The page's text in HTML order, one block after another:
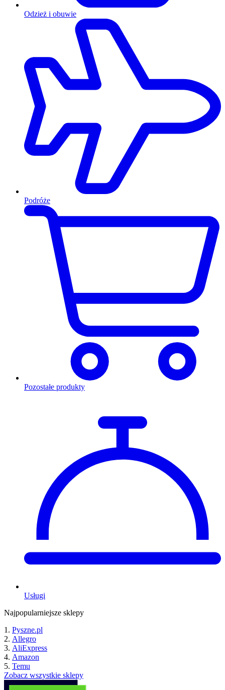
Odzież i obuwie
Podróże
Pozostałe produkty
Usługi
Najpopularniejsze sklepy
Pyszne.pl
Allegro
AliExpress
Amazon
Temu
Zobacz wszystkie sklepy